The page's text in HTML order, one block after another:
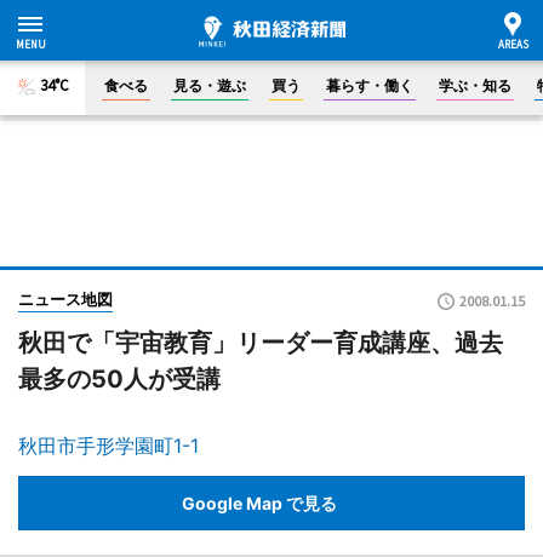
34°C 食べる 見る・遊ぶ 買う 暮らす・働く 学ぶ・知る
ニュース地図 2008.01.15
秋田で「宇宙教育」リーダー育成講座、過去
最多の50人が受講
秋田市手形学園町1-1
Google Map で見る